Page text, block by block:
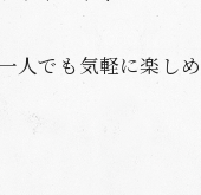
人でも気軽に楽し